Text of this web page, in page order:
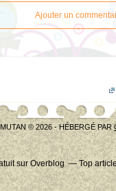
Ajouter un
© 2026 - HÉBERGÉ PAR
sur Overblog Top